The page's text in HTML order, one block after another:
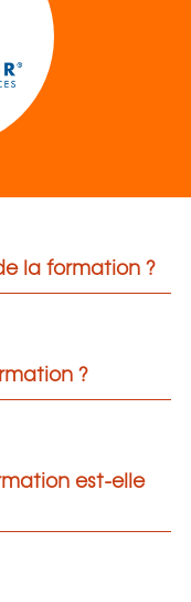
la formation ?
?
est-elle